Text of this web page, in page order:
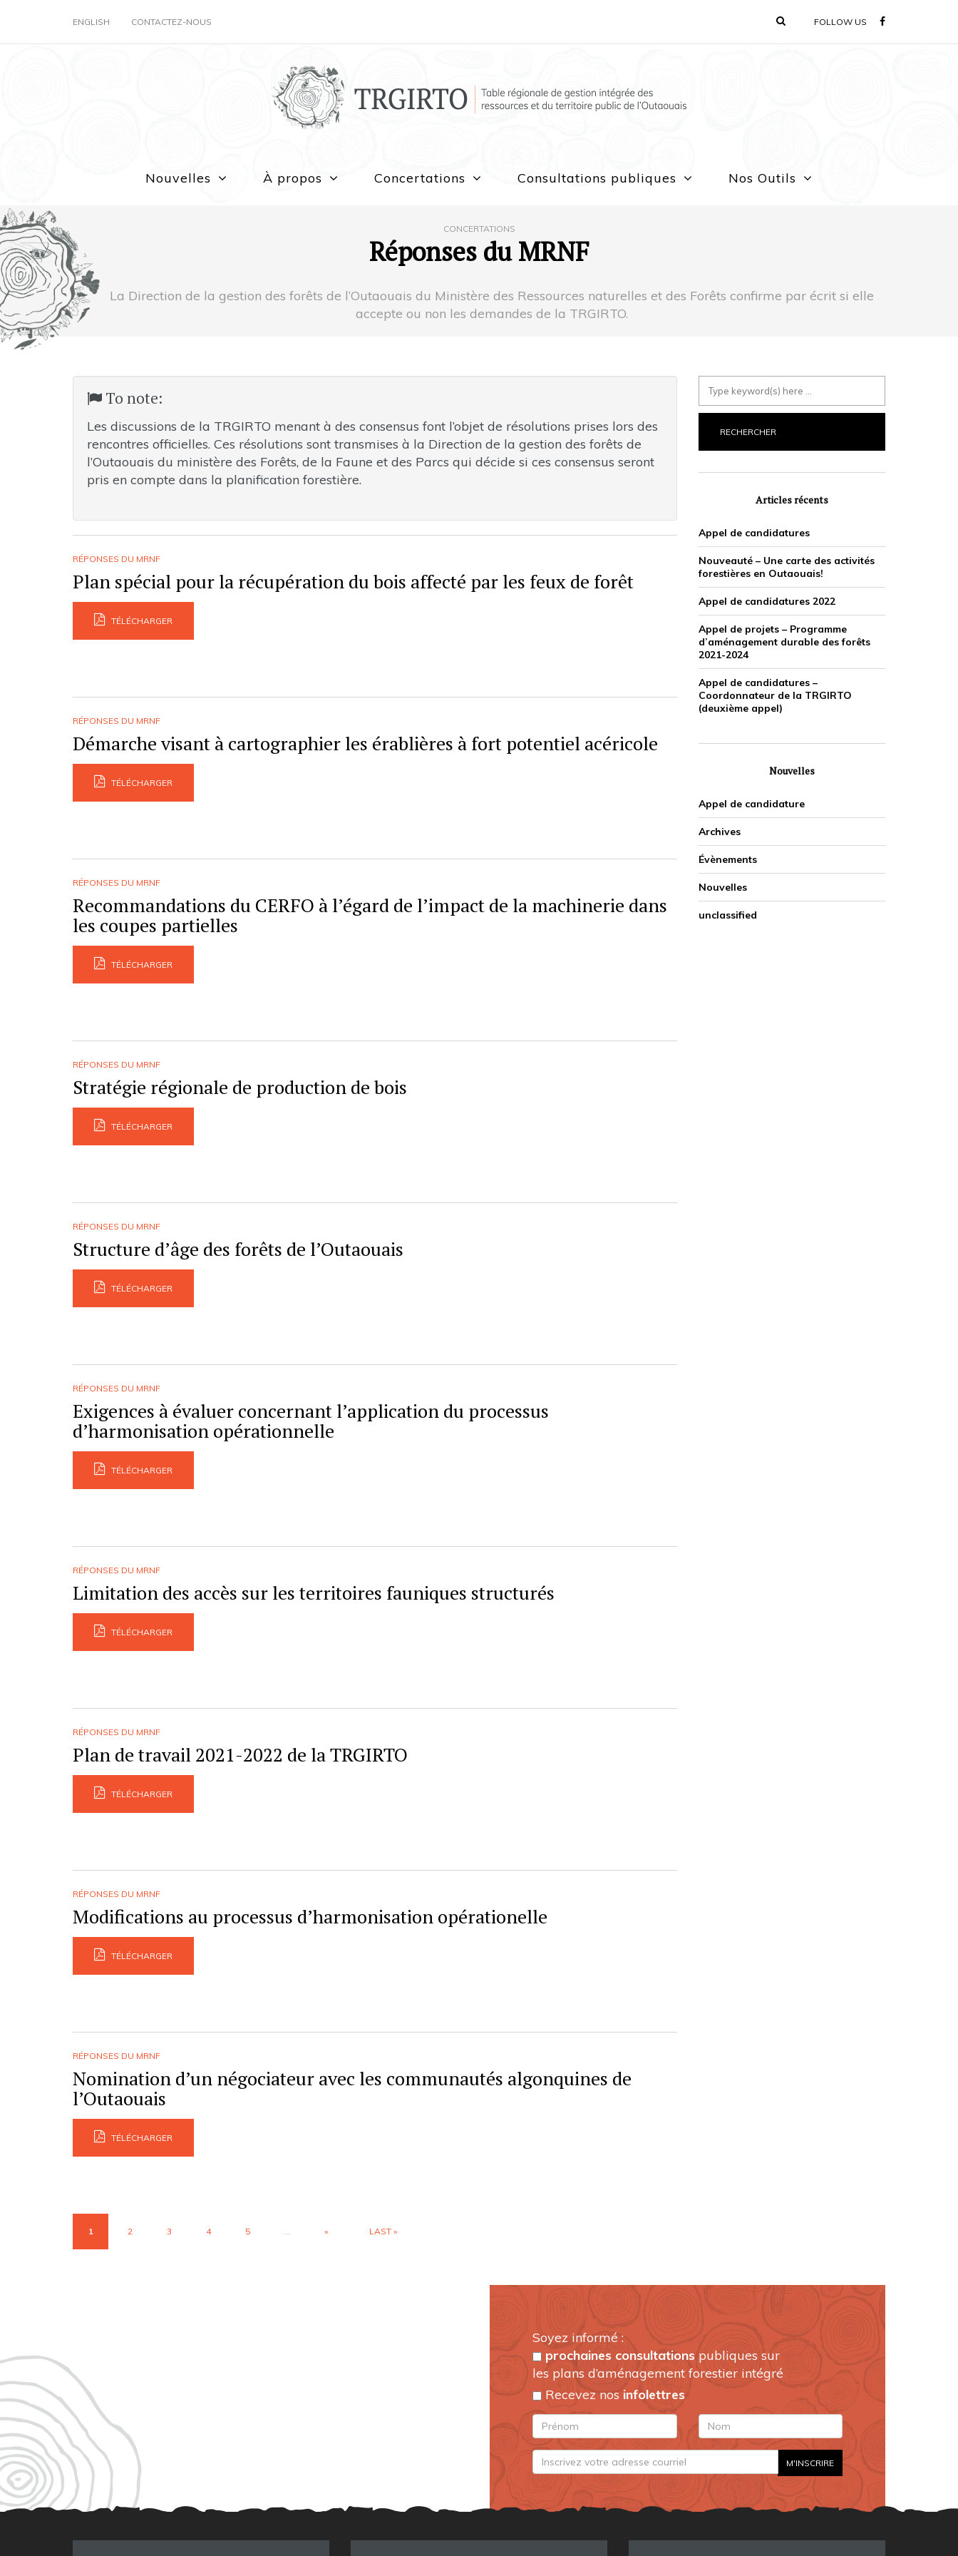
ENGLISH CONTACTEZ-NOUS FOLLOW US
Nouvelles À propos Concertations Consultations publiques Nos Outils
CONCERTATIONS
Réponses du MRNF
La Direction de la gestion des forêts de l’Outaouais du Ministère des Ressources naturelles et des Forêts confirme par écrit si elle
accepte ou non les demandes de la TRGIRTO.
To note:
Les discussions de la TRGIRTO menant à des consensus font l’objet de résolutions prises lors des
rencontres officielles. Ces résolutions sont transmises à la Direction de la gestion des forêts de
l’Outaouais du ministère des Forêts, de la Faune et des Parcs qui décide si ces consensus seront
pris en compte dans la planification forestière.
RÉPONSES DU MRNF
Plan spécial pour la récupération du bois affecté par les feux de forêt
TÉLÉCHARGER
RÉPONSES DU MRNF
Démarche visant à cartographier les érablières à fort potentiel acéricole
TÉLÉCHARGER
RÉPONSES DU MRNF
Recommandations du CERFO à l’égard de l’impact de la machinerie dans
les coupes partielles
TÉLÉCHARGER
RÉPONSES DU MRNF
Stratégie régionale de production de bois
TÉLÉCHARGER
RÉPONSES DU MRNF
Structure d’âge des forêts de l’Outaouais
TÉLÉCHARGER
RÉPONSES DU MRNF
Exigences à évaluer concernant l’application du processus
d’harmonisation opérationnelle
TÉLÉCHARGER
RÉPONSES DU MRNF
Limitation des accès sur les territoires fauniques structurés
TÉLÉCHARGER
RÉPONSES DU MRNF
Plan de travail 2021-2022 de la TRGIRTO
TÉLÉCHARGER
RÉPONSES DU MRNF
Modifications au processus d’harmonisation opérationelle
TÉLÉCHARGER
RÉPONSES DU MRNF
Nomination d’un négociateur avec les communautés algonquines de
l’Outaouais
TÉLÉCHARGER
1 2 3 4 5 ... » LAST »
Articles récents
Appel de candidatures
Nouveauté – Une carte des activités
forestières en Outaouais!
Appel de candidatures 2022
Appel de projets – Programme
d’aménagement durable des forêts
2021-2024
Appel de candidatures –
Coordonnateur de la TRGIRTO
(deuxième appel)
Nouvelles
Appel de candidature
Archives
Évènements
Nouvelles
unclassified
Soyez informé :
prochaines consultationspubliques sur
les plans d’aménagement forestier intégré
Recevez nos infolettres